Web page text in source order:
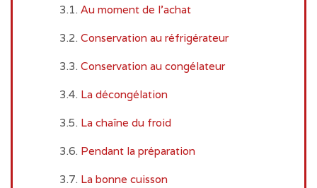
Au moment de l’achat
Conservation au réfrigérateur
Conservation au congélateur
La décongélation
La chaîne du froid
Pendant la préparation
La bonne cuisson